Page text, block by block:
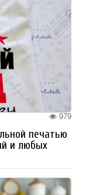
979
печатью
и любых